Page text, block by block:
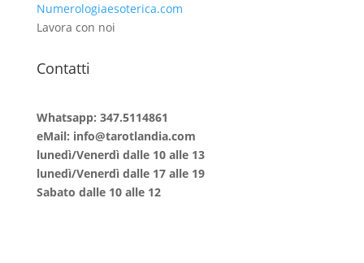
Numerologiaesoterica.com
Lavora con noi
Contatti
Whatsapp: 347.5114861
eMail: info@tarotlandia.com
lunedì/Venerdì dalle 10 alle 13
lunedì/Venerdì dalle 17 alle 19
Sabato dalle 10 alle 12